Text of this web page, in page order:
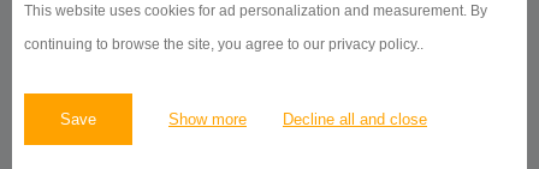
This website uses cookies for ad personalization and measurement. By
continuing to browse the site, you agree to our privacy policy..
Save Show more Decline all and close
Broumovská 7 / obchodní, Liberec ID 139119